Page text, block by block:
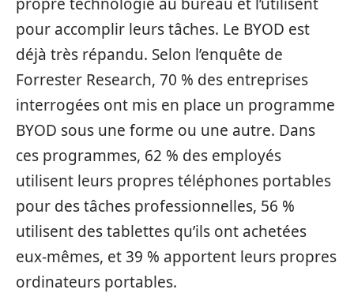
pour accomplir leurs tâches. Le BYOD est
déjà très répandu. Selon l’enquête de
Forrester Research, 70 % des entreprises
interrogées ont mis en place un programme
BYOD sous une forme ou une autre. Dans
ces programmes, 62 % des employés
utilisent leurs propres téléphones portables
pour des tâches professionnelles, 56 %
utilisent des tablettes qu’ils ont achetées
eux-mêmes, et 39 % apportent leurs propres
ordinateurs portables.